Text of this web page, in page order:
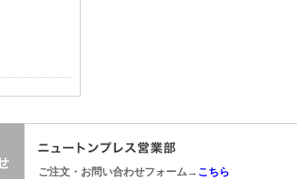
ご注文・お問い合わせフォーム→ こちら